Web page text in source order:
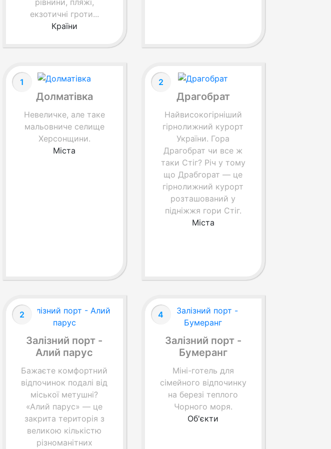
екзотичні гроти...
Країни
Долматівка
1
Невеличке, але таке
мальовниче селище
Херсонщини.
Міста
Драгобрат
2
Найвисокогірніший
гірнолижний курорт
України. Гора
Драгобрат чи все ж
таки Стіг? Річ у тому
що Драбгорат — це
гірнолижний курорт
розташований у
підніжжя гори Стіг.
Міста
Залізний порт -
Алий парус
2
Бажаєте комфортний
відпочинок подалі від
міської метушні?
«Алий парус» — це
закрита територія з
великою кількістю
різноманітних
Залізний порт -
Бумеранг
4
Міні-готель для
сімейного відпочинку
на березі теплого
Чорного моря.
Об'єкти